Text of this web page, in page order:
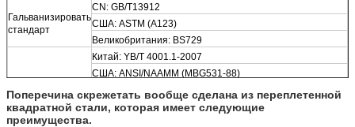
Гальванизировать
стандарт
CN: GB/T13912
США: ASTM (A123)
Великобритания: BS729
Стандарты
Китай: YB/T 4001.1-2007
США: ANSI/NAAMM (MBG531-88)
Великобритания: BS4592-1987
Австралия: КАК 1657-1988
Поперечина скрежетать вообще сделана из переплетенной
квадратной стали, которая имеет следующие
преимущества.